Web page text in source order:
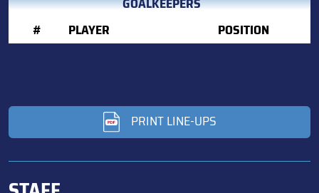
#
PLAYER POSITION
PRINT LINE-UPS